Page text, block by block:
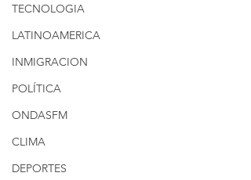
TECNOLOGIA
LATINOAMERICA
INMIGRACION
POLÍTICA
ONDASFM
CLIMA
DEPORTES